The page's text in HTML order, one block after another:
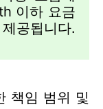
이하 요금
공됩니다.
책임 범위 및